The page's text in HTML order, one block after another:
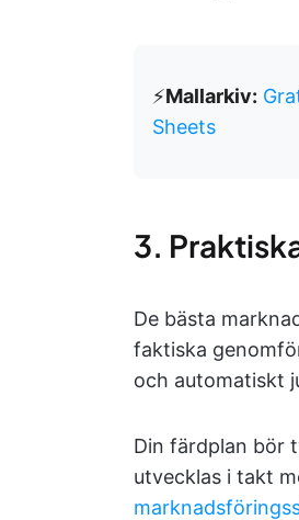
⚡️Mallarkiv:
Sheets
3.
De bästa
faktiska
och automatiskt
Din färdplan bör
utvecklas i takt